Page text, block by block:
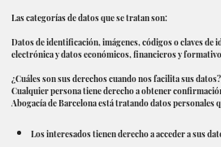
Las categorías de datos que se tratan son:
Datos de identificación, imágenes, códigos o claves
electrónica y datos económicos, financieros y
¿Cuáles son sus derechos cuando nos facilita sus datos?
Cualquier persona tiene derecho a obtener
Abogacía de Barcelona está tratando datos personales
Los interesados ​​tienen derecho a acceder a sus